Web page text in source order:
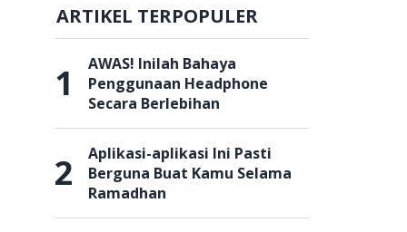
ARTIKEL TERPOPULER
1
AWAS! Inilah Bahaya
Penggunaan Headphone
Secara Berlebihan
2
Aplikasi-aplikasi Ini Pasti
Berguna Buat Kamu Selama
Ramadhan